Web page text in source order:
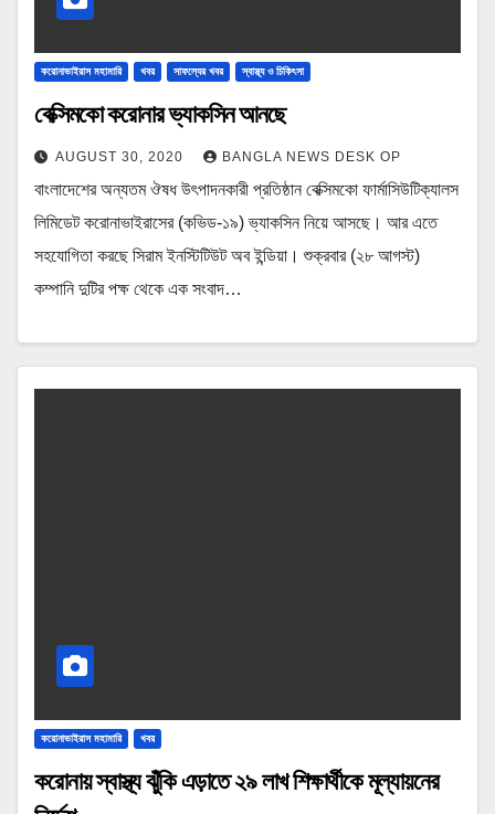
করোনাভাইরাস মহামারি খবর সাফল্যের খবর স্বাস্থ্য ও চিকিৎসা
বেক্সিমকো করোনার ভ্যাকসিন আনছে
AUGUST 30, 2020 BANGLA NEWS DESK OP
বাংলাদেশের অন্যতম ঔষধ উৎপাদনকারী প্রতিষ্ঠান বেক্সিমকো ফার্মাসিউটিক্যালস
লিমিডেট করোনাভাইরাসের (কভিড-১৯) ভ্যাকসিন নিয়ে আসছে। আর এতে
সহযোগিতা করছে সিরাম ইনস্টিটিউট অব ইন্ডিয়া। শুক্রবার (২৮ আগস্ট)
কম্পানি দুটির পক্ষ থেকে এক সংবাদ…
করোনাভাইরাস মহামারি খবর
করোনায় স্বাস্থ্য ঝুঁকি এড়াতে ২৯ লাখ শিক্ষার্থীকে মূল্যায়নের